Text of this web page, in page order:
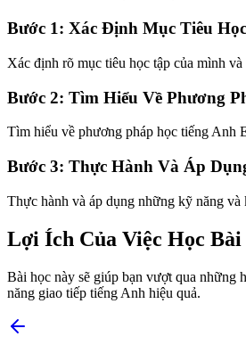
Bước 1: Xác Định Mục Tiêu
Xác định rõ mục tiêu học tập của mình
Bước 2: Tìm Hiểu Về Phương
Tìm hiểu về phương pháp học tiếng Anh
Bước 3: Thực Hành Và Áp
Thực hành và áp dụng những kỹ năng
Lợi Ích Của Việc Học Bài
Bài học này sẽ giúp bạn vượt qua những
năng giao tiếp tiếng Anh hiệu quả.